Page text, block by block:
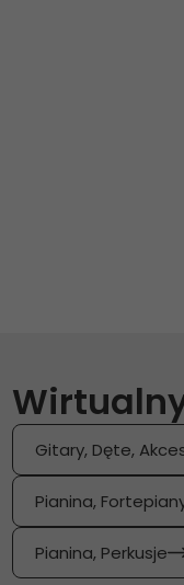
Gitary, Dęte,
Pianina,
Pianina, Perkusje